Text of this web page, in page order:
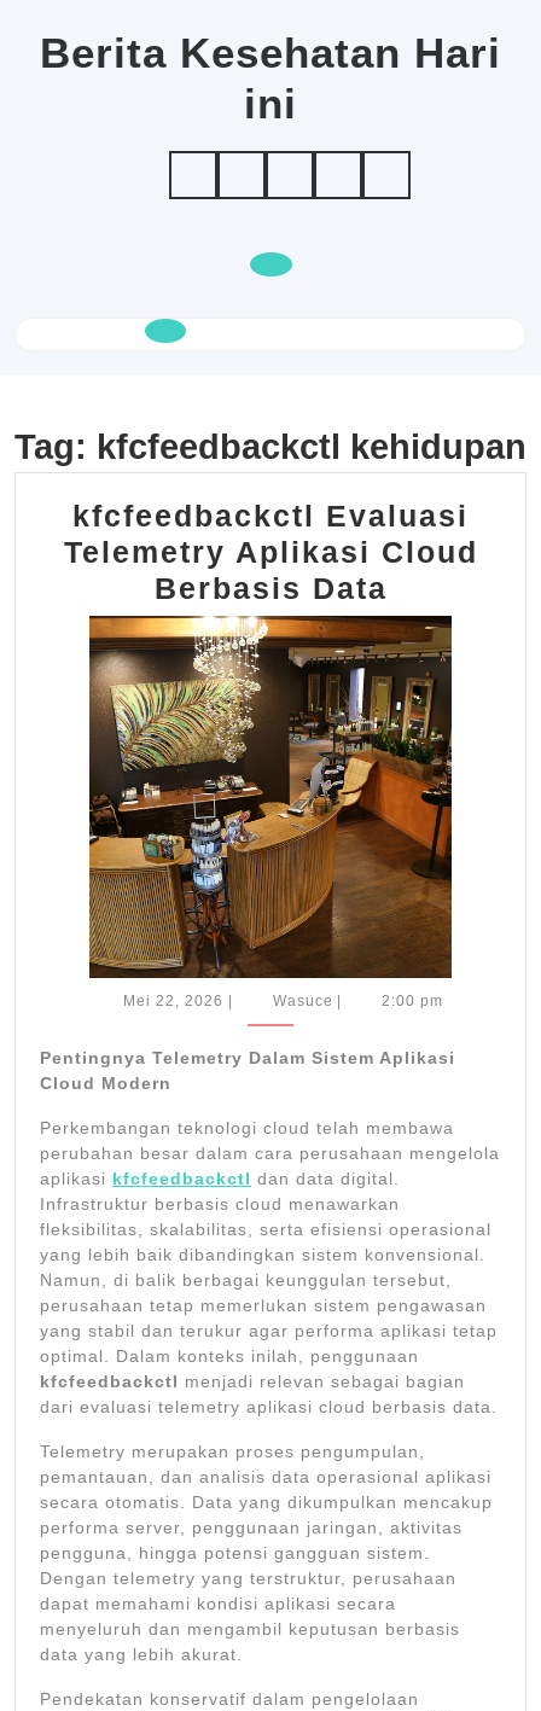
contentBerita Kesehatan Hari
ini
Open
Tag: kfcfeedbackctl kehidupan
kfcfeedbackctl Evaluasi
Telemetry Aplikasi Cloud
Berbasis Data
Evaluasi
Aplikasi
Cloud
Berbasis
Data
Mei 22, 2026 Mei
Wasuce Wasuce2:00 pm
Pentingnya Telemetry Dalam Sistem Aplikasi
Cloud Modern
Perkembangan teknologi cloud telah membawa
perubahan besar dalam cara perusahaan mengelola
aplikasi kfcfeedbackctl dan data digital.
Infrastruktur berbasis cloud menawarkan
fleksibilitas, skalabilitas, serta efisiensi operasional
yang lebih baik dibandingkan sistem konvensional.
Namun, di balik berbagai keunggulan tersebut,
perusahaan tetap memerlukan sistem pengawasan
yang stabil dan terukur agar performa aplikasi tetap
optimal. Dalam konteks inilah, penggunaan
kfcfeedbackctl menjadi relevan sebagai bagian
dari evaluasi telemetry aplikasi cloud berbasis data.
Telemetry merupakan proses pengumpulan,
pemantauan, dan analisis data operasional aplikasi
secara otomatis. Data yang dikumpulkan mencakup
performa server, penggunaan jaringan, aktivitas
pengguna, hingga potensi gangguan sistem.
Dengan telemetry yang terstruktur, perusahaan
dapat memahami kondisi aplikasi secara
menyeluruh dan mengambil keputusan berbasis
data yang lebih akurat.
Pendekatan konservatif dalam pengelolaan